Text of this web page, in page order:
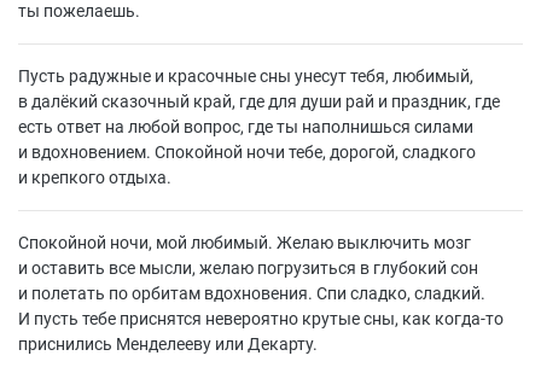
ты пожелаешь.
Пусть радужные и красочные сны унесут тебя, любимый,
в далёкий сказочный край, где для души рай и праздник, где
есть ответ на любой вопрос, где ты наполнишься силами
и вдохновением. Спокойной ночи тебе, дорогой, сладкого
и крепкого отдыха.
Спокойной ночи, мой любимый. Желаю выключить мозг
и оставить все мысли, желаю погрузиться в глубокий сон
и полетать по орбитам вдохновения. Спи сладко, сладкий.
И пусть тебе приснятся невероятно крутые сны, как когда-то
приснились Менделееву или Декарту.